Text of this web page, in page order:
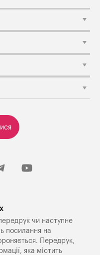
чи наступне
посилання на
Передрук,
яка містить